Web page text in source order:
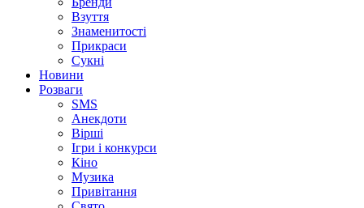
Взуття
Знаменитості
Прикраси
Сукні
Новини
Розваги
SMS
Анекдоти
Вірші
Ігри і конкурси
Кіно
Музика
Привітання